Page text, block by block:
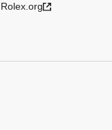
Rolex.org